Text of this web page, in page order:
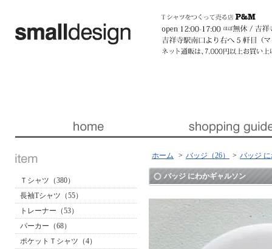
Ｔシャツ（380）
長袖Tシャツ（55）
トレーナー（53）
パーカー（68）
ポケットＴシャツ（4）
ホーム > バッジ（26） > バッジ
バッジ にわかギャルソン